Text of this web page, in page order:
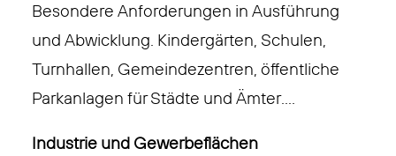
Besondere Anforderungen in Ausführung
und Abwicklung. Kindergärten, Schulen,
Turnhallen, Gemeindezentren, öffentliche
Parkanlagen für Städte und Ämter….
Industrie und Gewerbeflächen